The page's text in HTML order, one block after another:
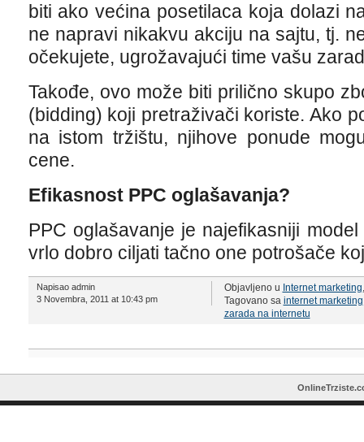
biti ako većina posetilaca koja dolazi
ne napravi nikakvu akciju na sajtu, tj.
očekujete, ugrožavajući time vašu
Takođe, ovo može biti prilično skupo
(bidding) koji pretraživači koriste. Ako
na istom tržištu, njihove ponude
cene.
Efikasnost PPC oglašavanja?
PPC oglašavanje je najefikasniji
vrlo dobro ciljati tačno one potrošače
Napisao admin
3 Novembra, 2011 at 10:43 pm
Objavljeno u Internet marketing,
Tagovano sa internet marketing
zarada na internetu